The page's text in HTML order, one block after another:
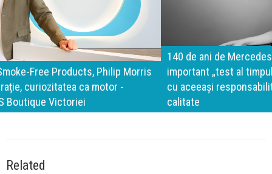
140 de ani de Mercedes-Benz. Ramona Pîrlog: Cel mai
important „test al timpului” este să inovăm constant, dar
cu aceeași responsabilitate față de oameni, siguranță și
calitate
Related